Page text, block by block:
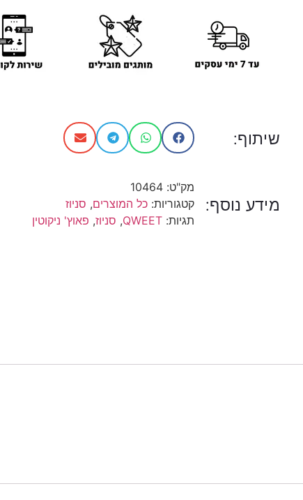
שיתוף:
מידע נוסף:
מק"ט: 10464
קטגוריות: כל המוצרים, סניוז
תגיות: QWEET
, סניוז, פאוץ' ניקוטין